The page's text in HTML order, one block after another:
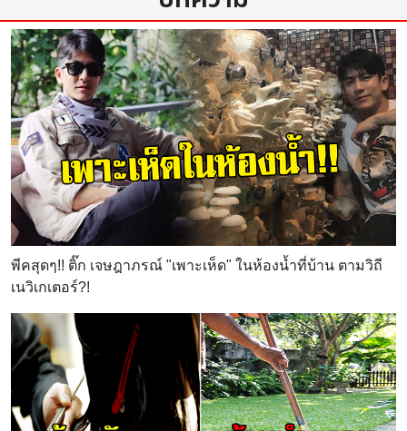
พีคสุดๆ!! ติ๊ก เจษฎาภรณ์ "เพาะเห็ด" ในห้องน้ำที่บ้าน ตามวิถี
เนวิเกเตอร์?!